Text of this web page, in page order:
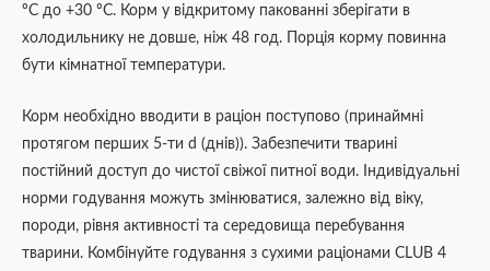
ºС до +30 ºС. Корм у відкритому пакованні зберігати в
холодильнику не довше, ніж 48 год. Порція корму повинна
бути кімнатної температури.
Корм необхідно вводити в раціон поступово (принаймні
протягом перших 5-ти d (днів)). Забезпечити тварині
постійний доступ до чистої свіжої питної води. Індивідуальні
норми годування можуть змінюватися, залежно від віку,
породи, рівня активності та середовища перебування
тварини. Комбінуйте годування з сухими раціонами CLUB 4